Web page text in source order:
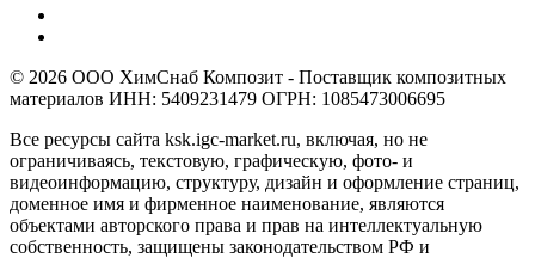
© 2026 ООО ХимСнаб Композит - Поставщик композитных
материалов ИНН: 5409231479 ОГРН: 1085473006695
Все ресурсы сайта ksk.igc-market.ru, включая, но не
ограничиваясь, текстовую, графическую, фото- и
видеоинформацию, структуру, дизайн и оформление страниц,
доменное имя и фирменное наименование, являются
объектами авторского права и прав на интеллектуальную
собственность, защищены законодательством РФ и